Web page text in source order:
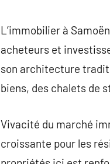
L’immobilier à
acheteurs et
son architecture
biens, des chalets de
Vivacité du marché
croissante pour les